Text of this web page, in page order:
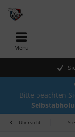
Menü
Bitte beachten
Übersicht